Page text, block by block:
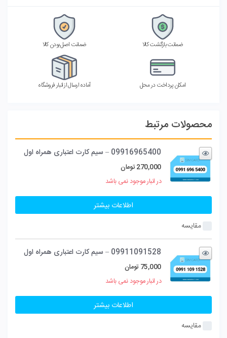
ضمانت بازگشت کالا ضمانت اصل بودن کالا
امکان پرداخت در محل آماده ارسال از انبار فروشگاه
محصولات مرتبط
09916965400 – سیم کارت اعتباری همراه اول
270,000 تومان
در انبار موجود نمی باشد
اطلاعات بیشتر
مقایسه
09911091528 – سیم کارت اعتباری همراه اول
75,000 تومان
در انبار موجود نمی باشد
اطلاعات بیشتر
مقایسه